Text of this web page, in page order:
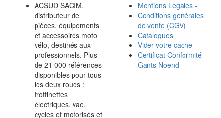
ACSUD SACIM,
distributeur de
pièces, équipements
et accessoires moto
vélo, destinés aux
professionnels. Plus
de 21 000 références
disponibles pour tous
les deux roues :
trottinettes
électriques, vae,
cycles et motorisés et
Mentions Legales -
Conditions générales
de vente (CGV)
Catalogues
Vider votre cache
Certificat Conformité
Gants Noend